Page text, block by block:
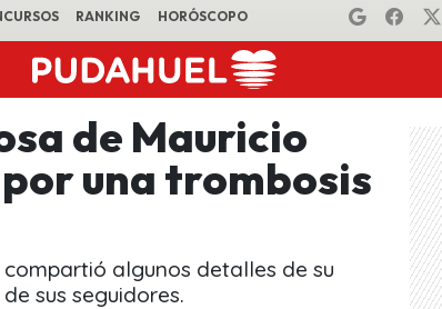
RANKING HORÓSCOPO
de Mauricio
una trombosis
algunos detalles de su
sus seguidores.